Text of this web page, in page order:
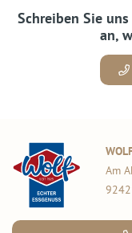
Schreiben Sie
an,
Am